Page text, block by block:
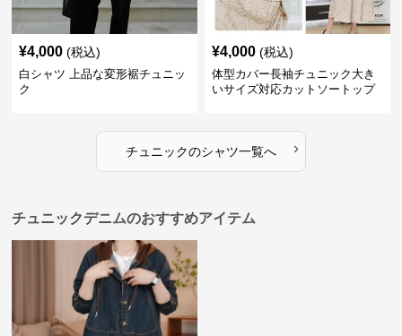
¥4,000 (税込)
白シャツ 上品な変形裾チュニッ
ク
¥4,000 (税込)
体型カバー長袖チュニック大き
いサイズ対応カットソートップ
チュニックのシャツ一覧へ ›
チュニックデニムのおすすめアイテム